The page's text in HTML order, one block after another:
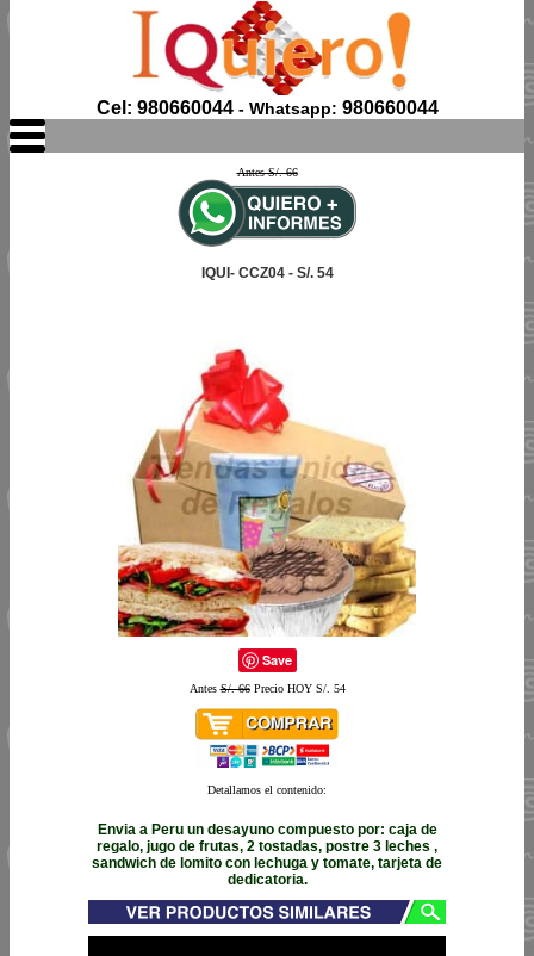
Cel: 980660044- Whatsapp: 980660044
Antes S/. 66
IQUI- CCZ04 - S/. 54
Save
AntesS/. 66Precio HOY S/. 54
Detallamos el contenido:
Envia a Peru un desayuno compuesto por: caja de
regalo, jugo de frutas, 2 tostadas, postre 3 leches ,
sandwich de lomito con lechuga y tomate, tarjeta de
dedicatoria.